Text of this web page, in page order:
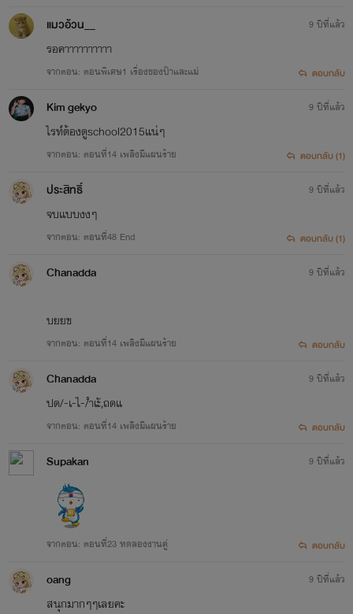
แมวอ้วน__
รอคาาาาาาาาาา
จากตอน: ตอนพิเศษ1 เรื่องของป๊าและแม่
9 ปีที่แล้ว
ตอบกลับ
Kim gekyo
ไรท์ต้องดูschool2015แน่ๆ
จากตอน: ตอนที่14 เพลิงมีแผนร้าย
9 ปีที่แล้ว
ตอบกลับ (1)
ประสิทธิ์
จบเเบบงงๆ
จากตอน: ตอนที่48 End
9 ปีที่แล้ว
ตอบกลับ (1)
Chanadda
บยยข
จากตอน: ตอนที่14 เพลิงมีแผนร้าย
9 ปีที่แล้ว
ตอบกลับ
Chanadda
ปด/-เ-ไ-/ำเะั,ถดแ
จากตอน: ตอนที่14 เพลิงมีแผนร้าย
9 ปีที่แล้ว
ตอบกลับ
Supakan
จากตอน: ตอนที่23 ทดลองงานคู่
9 ปีที่แล้ว
ตอบกลับ
oang
สนุกมากๆๆเลยคะ
9 ปีที่แล้ว